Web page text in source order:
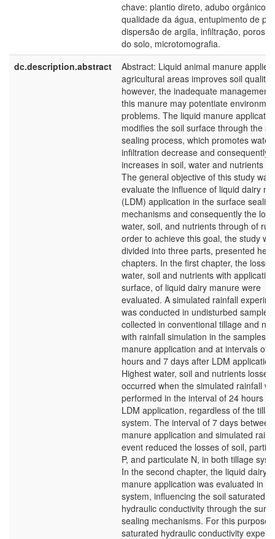
chave: plantio direto, adubo orgânico,
qualidade da água, entupimento de
dispersão de argila, infiltração,
do solo, microtomografia.
dc.description.abstract
Abstract: Liquid animal manure
agricultural areas improves soil quality;
however, the inadequate management
this manure may potentiate
problems. The liquid manure
modifies the soil surface through the
sealing process, which promotes water
infiltration decrease and consequently
increases in soil, water and nutrients
The general objective of this study was
evaluate the influence of liquid dairy
(LDM) application in the surface sealing
mechanisms and consequently the
water, soil, and nutrients through of
order to achieve this goal, the study
divided into three parts, presented
chapters. In the first chapter, the
water, soil and nutrients with
surface, of liquid dairy manure were
evaluated. A simulated rainfall
was conducted in undisturbed samples,
collected in conventional tillage and
with rainfall simulation in the samples
manure application and at intervals of
hours and 7 days after LDM
Highest water, soil and nutrients losses
occurred when the simulated rainfall
performed in the interval of 24 hours
LDM application, regardless of the
system. The interval of 7 days between
manure application and simulated
event reduced the losses of soil,
P, and particulate N, in both tillage
In the second chapter, the liquid dairy
manure application was evaluated in a
system, influencing the soil saturated
hydraulic conductivity through the
sealing mechanisms. For this purpose,
saturated hydraulic conductivity